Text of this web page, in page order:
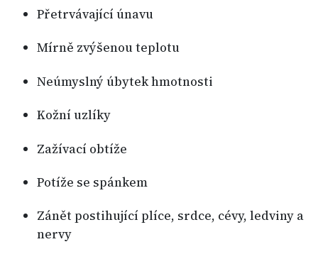
Přetrvávající únavu
Mírně zvýšenou teplotu
Neúmyslný úbytek hmotnosti
Kožní uzlíky
Zažívací obtíže
Potíže se spánkem
Zánět postihující plíce, srdce, cévy, ledviny a
nervy